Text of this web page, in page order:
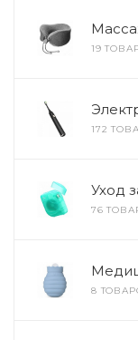
19
172
Уход
76
8